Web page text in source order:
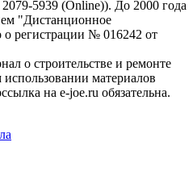
5939 (Online)). До 2000 года
"Дистанционное
о регистрации № 016242 от
о строительстве и ремонте
материалов
на e-joe.ru обязательна.